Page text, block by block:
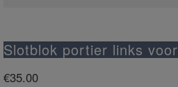
Slotblok portier links voor
€35.00